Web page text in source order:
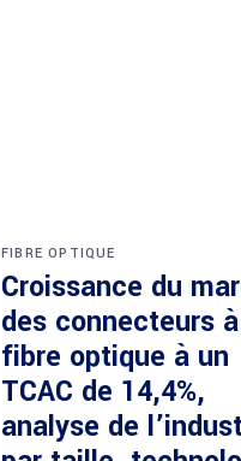
FIBRE OPTIQUE
Croissance du
des connecteurs à
fibre optique à un
TCAC de 14,4%,
analyse de